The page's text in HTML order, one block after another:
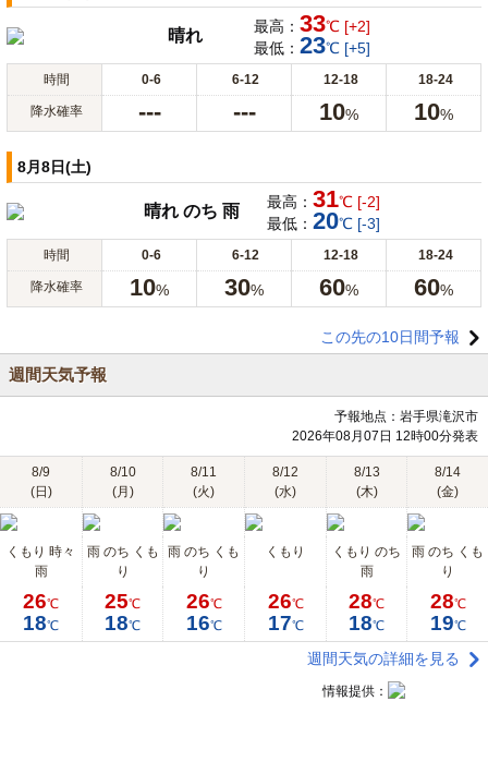
晴れ 最高： 33℃ [+2]
最低： 23℃ [+5]
時間 0-6 6-12 12-18 18-24
降水確率 --- --- 10% 10%
8月8日(土)
晴れ のち 雨 最高： 31℃ [-2]
最低： 20℃ [-3]
時間 0-6 6-12 12-18 18-24
降水確率 10% 30% 60% 60%
この先の10日間予報
週間天気予報
予報地点：岩手県滝沢市
2026年08月07日 12時00分発表
8/9
(日)
8/10
(月)
8/11
(火)
8/12
(水)
8/13
(木)
8/14
(金)
くもり 時々
雨
雨 のち くも
り
雨 のち くも
り
くもり
くもり のち
雨
雨 のち くも
り
26℃
18℃
25℃
18℃
26℃
16℃
26℃
17℃
28℃
18℃
28℃
19℃
週間天気の詳細を見る
情報提供：